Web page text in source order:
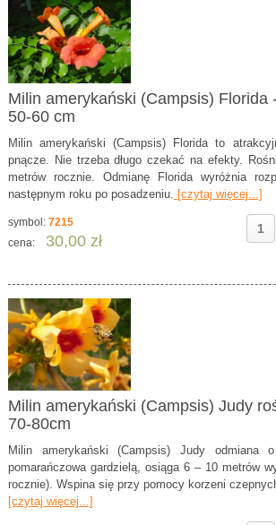
Milin amerykański (Campsis) Florida
50-60 cm
Milin amerykański (Campsis) Florida to
pnącze. Nie trzeba długo czekać na efekty.
metrów rocznie. Odmianę Florida wyróżnia
następnym roku po posadzeniu. [czytaj więcej...]
symbol: 7215
cena:
30,00 zł
Milin amerykański (Campsis) Judy
70-80cm
Milin amerykański (Campsis) Judy odmiana
pomarańczowa gardzielą, osiąga 6 – 10 metrów
rocznie). Wspina się przy pomocy korzeni
[czytaj więcej...]